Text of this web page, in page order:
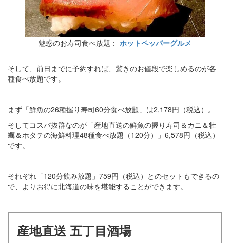
魅惑のお寿司食べ放題： ホットペッパーグルメ
そして、前日までに予約すれば、驚きのお値段で楽しめるのが各
種食べ放題です。
まず「鮮魚の26種握り寿司60分食べ放題」は2,178円（税込）。
そしてコスパ抜群なのが「産地直送の鮮魚の握り寿司＆カニ＆牡
蠣＆ホタテの海鮮料理48種食べ放題（120分）」6,578円（税込）
です。
それぞれ「120分飲み放題」759円（税込）とのセットもできるの
で、よりお得に北海道の味を堪能することができます。
産地直送 五丁目酒場